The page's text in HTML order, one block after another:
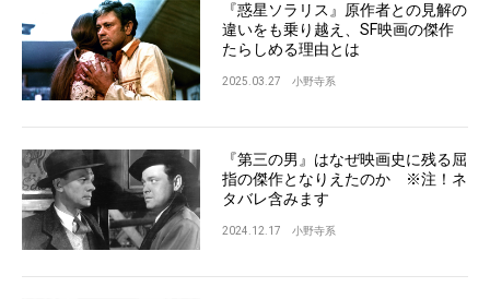
『惑星ソラリス』原作者との見解の
違いをも乗り越え、SF映画の傑作
たらしめる理由とは
2025.03.27 小野寺系
『第三の男』はなぜ映画史に残る屈
指の傑作となりえたのか ※注！ネ
タバレ含みます
2024.12.17 小野寺系